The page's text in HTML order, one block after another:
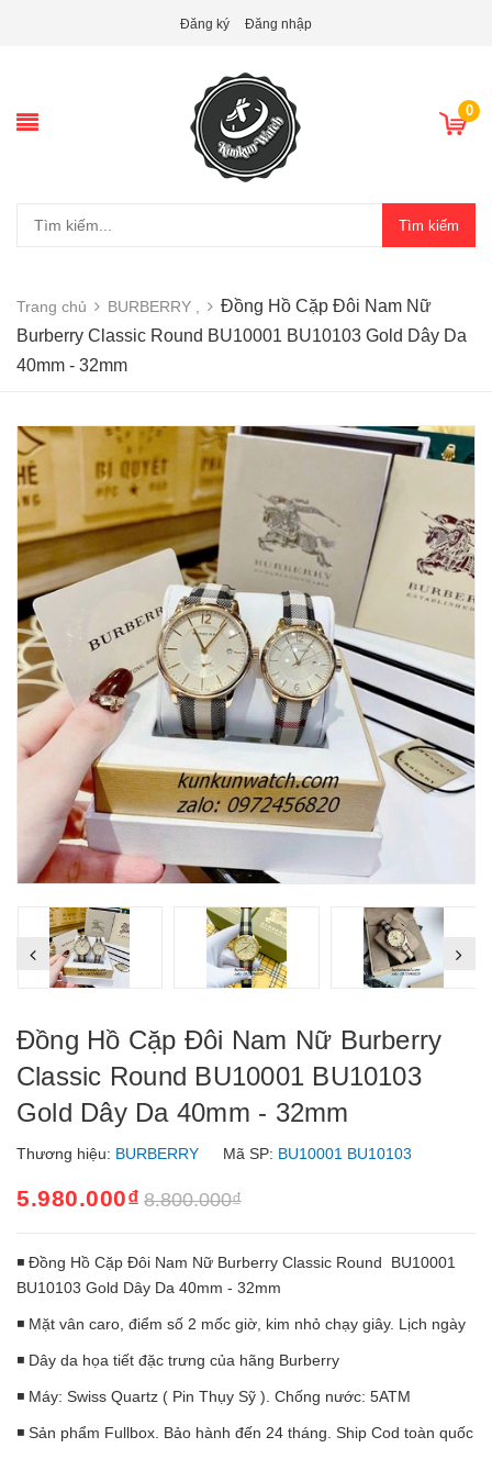
Đăng ký Đăng nhập
0
Tìm kiếm
Trang chủ BURBERRY ,
Đồng Hồ Cặp Đôi Nam Nữ
Burberry Classic Round BU10001 BU10103 Gold Dây Da
40mm - 32mm
Đồng Hồ Cặp Đôi Nam Nữ Burberry
Classic Round BU10001 BU10103
Gold Dây Da 40mm - 32mm
Thương hiệu: BURBERRY Mã SP: BU10001 BU10103
5.980.000₫ 8.800.000₫
◾ Đồng Hồ Cặp Đôi Nam Nữ Burberry Classic Round BU10001
BU10103 Gold Dây Da 40mm - 32mm
◾ Mặt vân caro, điểm số 2 mốc giờ, kim nhỏ chạy giây. Lịch ngày
◾ Dây da họa tiết đặc trưng của hãng Burberry
◾ Máy: Swiss Quartz ( Pin Thụy Sỹ ). Chống nước: 5ATM
◾ Sản phẩm Fullbox. Bảo hành đến 24 tháng. Ship Cod toàn quốc